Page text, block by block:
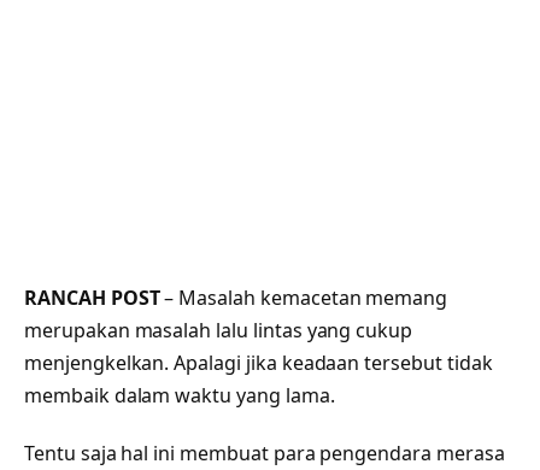
RANCAH POST– Masalah kemacetan memang
merupakan masalah lalu lintas yang cukup
menjengkelkan. Apalagi jika keadaan tersebut tidak
membaik dalam waktu yang lama.
Tentu saja hal ini membuat para pengendara merasa